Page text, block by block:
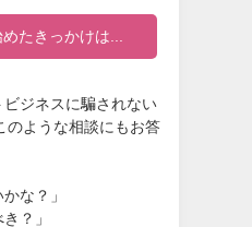
たきっかけは...
ジネスに騙されない
のような相談にもお答
な？」
？」